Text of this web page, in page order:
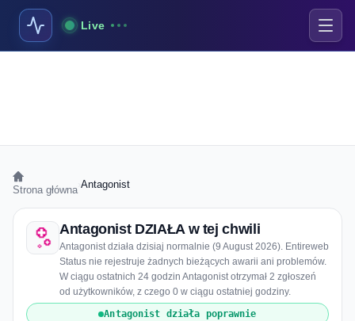
Live
Strona główna Antagonist
Antagonist DZIAŁA w tej chwili
Antagonist działa dzisiaj normalnie (9 August 2026). Entireweb
Status nie rejestruje żadnych bieżących awarii ani problemów.
W ciągu ostatnich 24 godzin Antagonist otrzymał 2 zgłoszeń
od użytkowników, z czego 0 w ciągu ostatniej godziny.
Antagonist działa poprawnie